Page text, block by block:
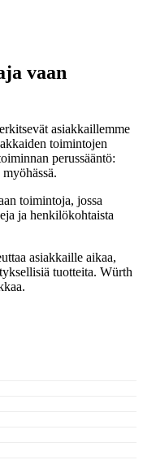
vaan
asiakkaillemme
toimintojen
perussääntö:
toimintoja, jossa
ja henkilökohtaista
asiakkaille aikaa,
tuotteita. Würth